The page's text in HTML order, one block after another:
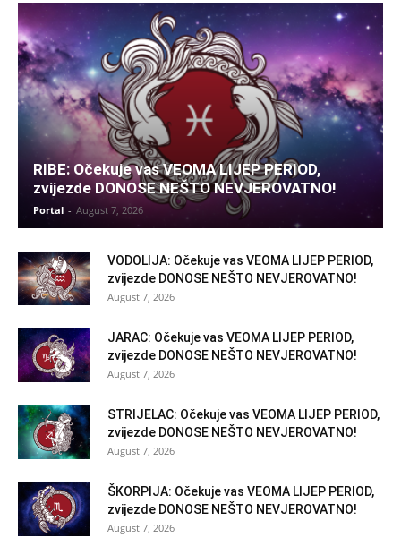
RIBE: Očekuje vas VEOMA LIJEP PERIOD,
zvijezde DONOSE NEŠTO NEVJEROVATNO!
Portal - August 7, 2026
VODOLIJA: Očekuje vas VEOMA LIJEP PERIOD,
zvijezde DONOSE NEŠTO NEVJEROVATNO!
August 7, 2026
JARAC: Očekuje vas VEOMA LIJEP PERIOD,
zvijezde DONOSE NEŠTO NEVJEROVATNO!
August 7, 2026
STRIJELAC: Očekuje vas VEOMA LIJEP PERIOD,
zvijezde DONOSE NEŠTO NEVJEROVATNO!
August 7, 2026
ŠKORPIJA: Očekuje vas VEOMA LIJEP PERIOD,
zvijezde DONOSE NEŠTO NEVJEROVATNO!
August 7, 2026